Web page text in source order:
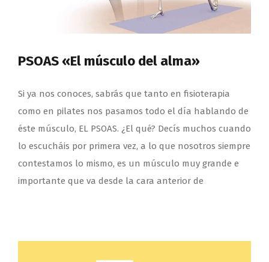
PSOAS «El músculo del alma»
Si ya nos conoces, sabrás que tanto en fisioterapia
como en pilates nos pasamos todo el día hablando de
éste músculo, EL PSOAS. ¿El qué? Decís muchos cuando
lo escucháis por primera vez, a lo que nosotros siempre
contestamos lo mismo, es un músculo muy grande e
importante que va desde la cara anterior de